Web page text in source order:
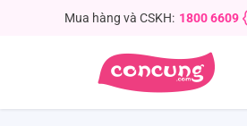
Mua hàng và CSKH: 1800 6609